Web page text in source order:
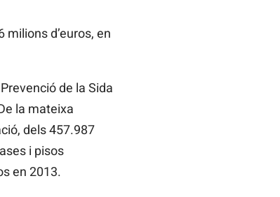
d’euros, en
de la Sida
la mateixa
dels 457.987
i pisos
en 2013.